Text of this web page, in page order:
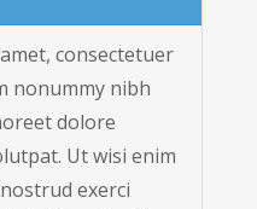
consectetuer
nonummy nibh
dolore
Ut wisi enim
exerci